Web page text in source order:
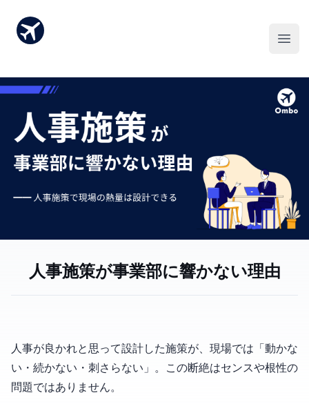
人事施策が事業部に響かない理由
人事が良かれと思って設計した施策が、現場では「動かな
い・続かない・刺さらない」。この断絶はセンスや根性の
問題ではありません。